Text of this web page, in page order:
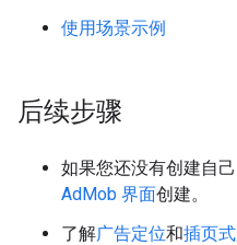
使用场景示例
后续步骤
如果您还没有创建自
AdMob 界面创建。
了解广告定位和插页